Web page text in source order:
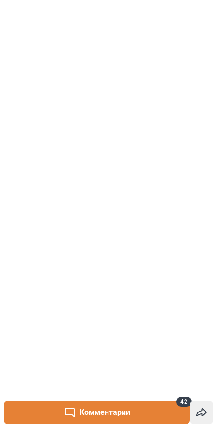
Комментарии
42